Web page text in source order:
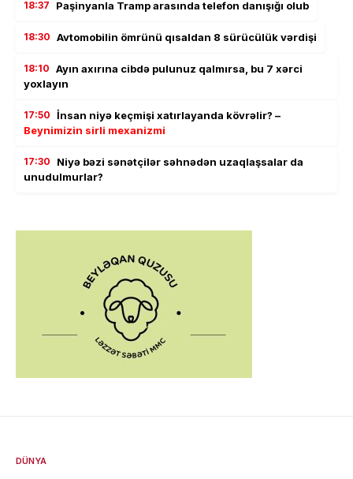
18:37 Paşinyanla Tramp arasında telefon danışığı olub
18:30 Avtomobilin ömrünü qısaldan 8 sürücülük vərdişi
18:10 Ayın axırına cibdə pulunuz qalmırsa, bu 7 xərci
yoxlayın
17:50 İnsan niyə keçmişi xatırlayanda kövrəlir? –
Beynimizin sirli mexanizmi
17:30
Niyə bəzi sənətçilər səhnədən uzaqlaşsalar da
unudulmurlar?
DÜNYA